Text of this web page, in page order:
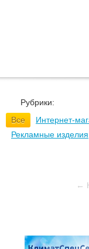
Рубрики:
Все
Интернет-
Рекламные изделия
←